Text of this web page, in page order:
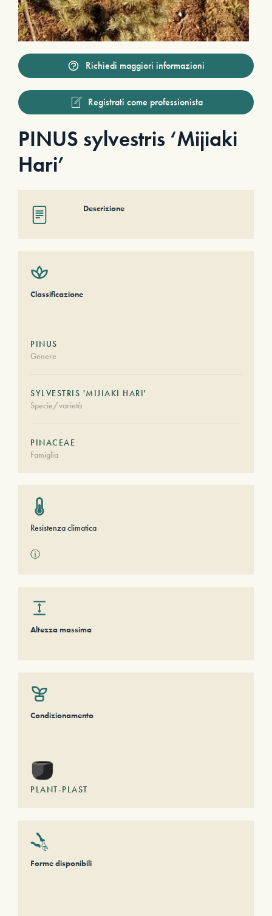
Richiedi maggiori informazioni
Registrati come professionista
PINUS sylvestris ‘Mijiaki
Hari’
Descrizione
Classificazione
PINUS
Genere
SYLVESTRIS 'MIJIAKI HARI'
Specie/varietà
PINACEAE
Famiglia
Resistenza climatica
ⓘ
Altezza massima
Condizionamento
PLANT-PLAST
Forme disponibili